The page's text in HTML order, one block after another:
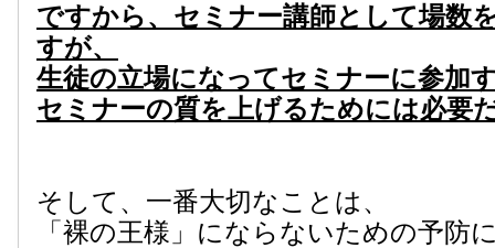
ですから、セミナー講師として場数
すが、
生徒の立場になってセミナーに参加
セミナーの質を上げるためには必要
そして、一番大切なことは、
「裸の王様」にならないための予防